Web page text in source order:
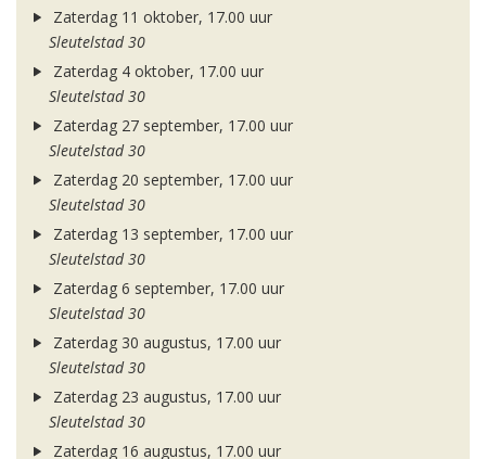
Zaterdag 11 oktober, 17.00 uur
Sleutelstad 30
Zaterdag 4 oktober, 17.00 uur
Sleutelstad 30
Zaterdag 27 september, 17.00 uur
Sleutelstad 30
Zaterdag 20 september, 17.00 uur
Sleutelstad 30
Zaterdag 13 september, 17.00 uur
Sleutelstad 30
Zaterdag 6 september, 17.00 uur
Sleutelstad 30
Zaterdag 30 augustus, 17.00 uur
Sleutelstad 30
Zaterdag 23 augustus, 17.00 uur
Sleutelstad 30
Zaterdag 16 augustus, 17.00 uur